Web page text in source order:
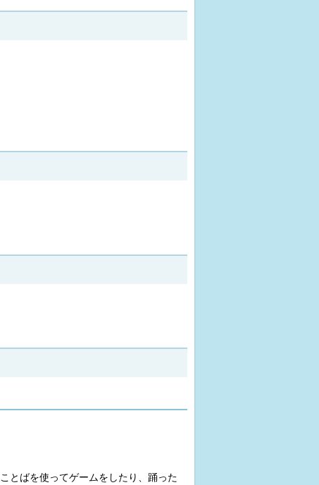
とばを使ってゲームをしたり、踊った